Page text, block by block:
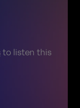
to listen this